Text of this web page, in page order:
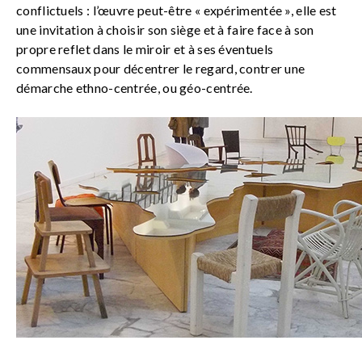
conflictuels : l’œuvre peut-être « expérimentée », elle est
une invitation à choisir son siège et à faire face à son
propre reflet dans le miroir et à ses éventuels
commensaux pour décentrer le regard, contrer une
démarche ethno-centrée, ou géo-centrée.